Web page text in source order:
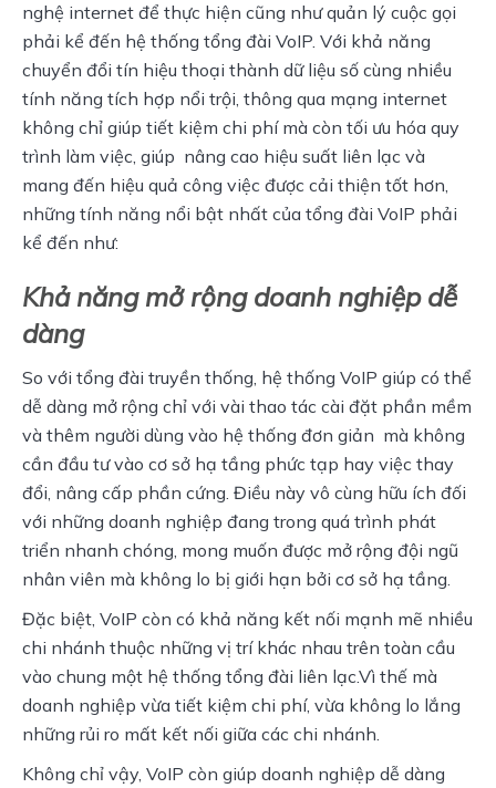
nghệ internet để thực hiện cũng như quản lý cuộc gọi
phải kể đến hệ thống tổng đài VoIP. Với khả năng
chuyển đổi tín hiệu thoại thành dữ liệu số cùng nhiều
tính năng tích hợp nổi trội, thông qua mạng internet
không chỉ giúp tiết kiệm chi phí mà còn tối ưu hóa quy
trình làm việc, giúp  nâng cao hiệu suất liên lạc và
mang đến hiệu quả công việc được cải thiện tốt hơn,
những tính năng nổi bật nhất của tổng đài VoIP phải
kể đến như:
Khả năng mở rộng doanh nghiệp dễ
dàng
So với tổng đài truyền thống, hệ thống VoIP giúp có thể
dễ dàng mở rộng chỉ với vài thao tác cài đặt phần mềm
và thêm người dùng vào hệ thống đơn giản  mà không
cần đầu tư vào cơ sở hạ tầng phức tạp hay việc thay
đổi, nâng cấp phần cứng. Điều này vô cùng hữu ích đối
với những doanh nghiệp đang trong quá trình phát
triển nhanh chóng, mong muốn được mở rộng đội ngũ
nhân viên mà không lo bị giới hạn bởi cơ sở hạ tầng.
Đặc biệt, VoIP còn có khả năng kết nối mạnh mẽ nhiều
chi nhánh thuộc những vị trí khác nhau trên toàn cầu
vào chung một hệ thống tổng đài liên lạc.Vì thế mà
doanh nghiệp vừa tiết kiệm chi phí, vừa không lo lắng
những rủi ro mất kết nối giữa các chi nhánh.
Không chỉ vậy, VoIP còn giúp doanh nghiệp dễ dàng